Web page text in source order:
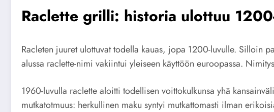
Raclette grilli: historia ulottuu
Racleten juuret ulottuvat todella kauas, jopa 1200-luvulle. Silloin
alussa raclette-nimi vakiintui yleiseen käyttöön euroopassa.
1960-luvulla raclette aloitti todellisen voittokulkunsa yhä
mutkatotmuus: herkullinen maku syntyi mutkattomasti ilman